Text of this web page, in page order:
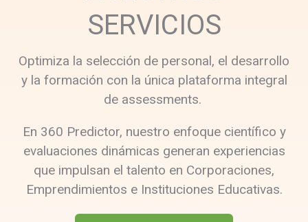
SERVICIOS
Optimiza la selección de personal, el desarrollo
y la formación con la única plataforma integral
de assessments.
En 360 Predictor, nuestro enfoque científico y
evaluaciones dinámicas generan experiencias
que impulsan el talento en Corporaciones,
Emprendimientos e Instituciones Educativas.